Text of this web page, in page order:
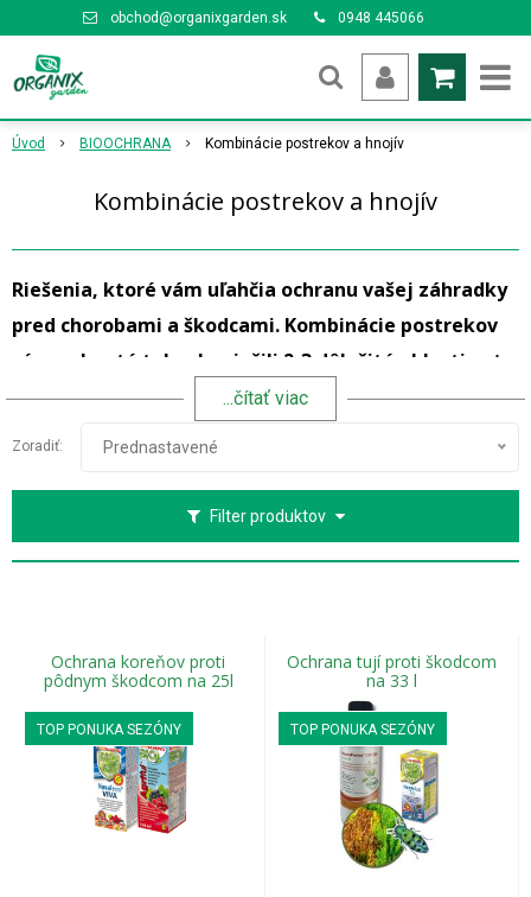
obchod@organixgarden.sk 0948 445066
Úvod BIOOCHRANA Kombinácie postrekov a hnojív
Kombinácie postrekov a hnojív
Riešenia, ktoré vám uľahčia ochranu vašej záhradky
pred chorobami a škodcami. Kombinácie postrekov
sú navrhnuté tak, aby riešili 2-3 dôležité oblasti, a to:
ochrana proti chorobám
ochrana proti škodcom
výživa, ktorá zregeneruje poškodené rastlinné
pletivá
...čítať viac
Filter produktov
Zoradiť: Prednastavené
Ochrana koreňov proti
pôdnym škodcom na 25l
TOP PONUKA SEZÓNY
Ochrana tují proti škodcom
na 33 l
TOP PONUKA SEZÓNY